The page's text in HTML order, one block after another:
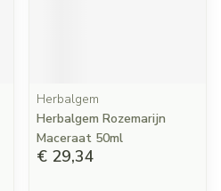
Herbalgem
Herbalgem Rozemarijn
Maceraat 50ml
€ 29,34